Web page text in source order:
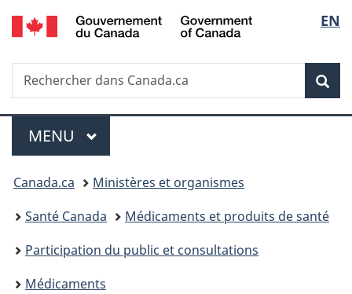
Passer
au
principal
Passer
à
Au
du
Passer
au
de
section
Passer
à
version
simplifiée
de
la
EN
Recherche
Rechercher
dans
Menu
MENU PRINCIPAL
Vous
êtes
ici :
Canada.ca
Ministères et organismes
Santé Canada
Médicaments et produits de santé
Participation du public et consultations
Médicaments